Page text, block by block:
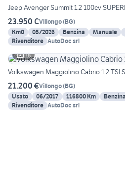
Jeep Avenger Summit 1.2 100cv
23.950 €Villongo(BG)
Km0
05/2026 Benzina Manuale
Rivenditore AutoDoc srl
18
Volkswagen Maggiolino Cabrio 1.2 TSI
21.200 €Villongo(BG)
Usato
06/2017 116800 Km Benzina
Rivenditore AutoDoc srl